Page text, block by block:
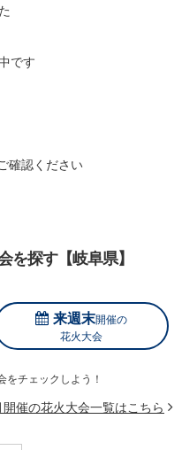
です
確認ください
を探す【岐阜県】
来週末開催の
花火大会
をチェックしよう！
開催の花火大会一覧はこちら